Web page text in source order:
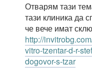
Отварям тази
тази клиника да
че вече имат
http://
vitro-tzentar-d-r-
dogovor-s-tzar